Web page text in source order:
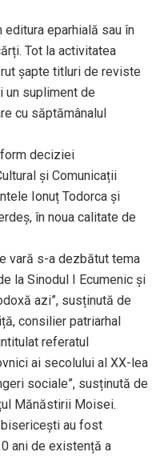
editura eparhială sau în
Tot la activitatea
șapte titluri de reviste
un supliment de
cu săptămânalul
deciziei
și Comunicații
Ionuț Todorca și
în noua calitate de
vară s-a dezbătut tema
la Sinodul I Ecumenic și
azi”, susținută de
consilier patriarhal
referatul
ai secolului al XX-lea
sociale”, susținută de
Mănăstirii Moisei.
au fost
ani de existență a